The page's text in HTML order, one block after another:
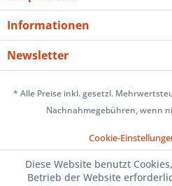
Informationen
Newsletter
* Alle Preise inkl. gesetzl.
Nachnahmegebühren, wenn
Cookie-
Diese Website benutzt
Betrieb der Website